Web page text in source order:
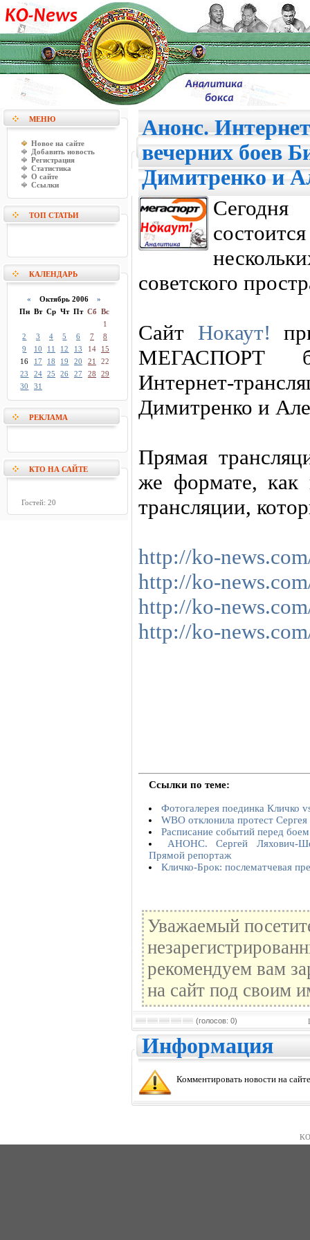
МЕНЮ
Новое на сайте
Добавить новость
Регистрация
Статистика
О сайте
Ссылки
ТОП СТАТЬИ
КАЛЕНДАРЬ
« Октябрь 2006»
Пн Вт Ср Чт Пт Сб Вс
1
2
3 4 5 6 7
8
9
10 11 12 13 14
15
16
17 18 19 20 21
22
23
24 25 26 27 28
29
30
31
РЕКЛАМА
КТО НА САЙТЕ
Гостей: 20
Анонс.
вечерних боев
Димитренко и
советского
Сайт Нокаут!
МЕГАСПОРТ
Интернет-
Димитренко и
Прямая
же формате, как
трансляции,
http://ko-
http://ko-
http://ko-
http://ko-
Ссылки по теме:
Фотогалерея поединка Кличко
WBO отклонила протест
Расписание событий перед
АНОНС. Сергей Ляхович-
Прямой репортаж
Кличко-Брок: послематчевая
Уважаемый
рекомендуем вам
на сайт под своим
(голосов: 0)
Информация
Комментировать новости на